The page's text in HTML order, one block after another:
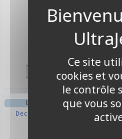
Disponible
DECK BOX ET RANGEMENT
Deck Box Ultrapro - Jaune
Ce site
cookies et
le contrôle
que vous